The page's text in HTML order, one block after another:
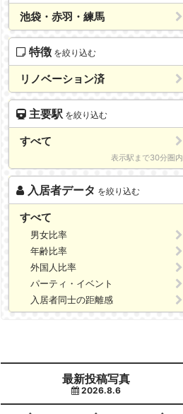
池袋・赤羽・練馬
特徴 を絞り込む
リノベーション済
主要駅 を絞り込む
すべて
表示駅まで30分圏内
入居者データ を絞り込む
すべて
男女比率
年齢比率
外国人比率
パーティ・イベント
入居者同士の距離感
最新投稿写真
2026.8.6